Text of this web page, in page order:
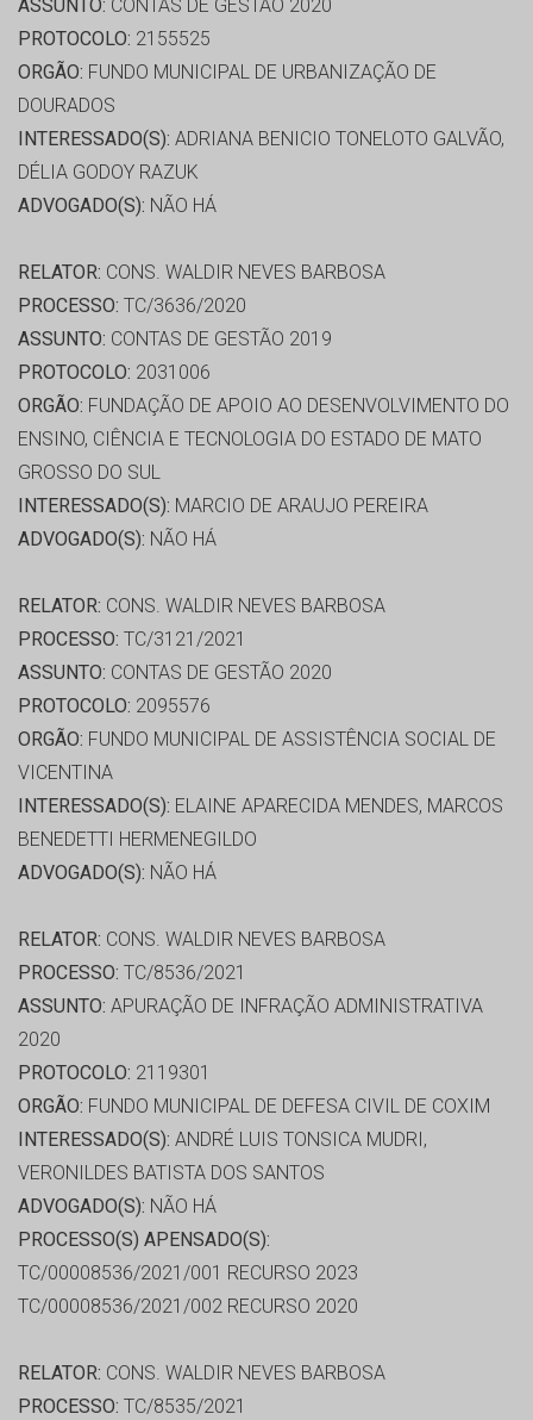
ASSUNTO: CONTAS DE GESTÃO 2020
PROTOCOLO: 2155525
ORGÃO: FUNDO MUNICIPAL DE URBANIZAÇÃO DE
DOURADOS
INTERESSADO(S): ADRIANA BENICIO TONELOTO GALVÃO,
DÉLIA GODOY RAZUK
ADVOGADO(S): NÃO HÁ
RELATOR: CONS. WALDIR NEVES BARBOSA
PROCESSO: TC/3636/2020
ASSUNTO: CONTAS DE GESTÃO 2019
PROTOCOLO: 2031006
ORGÃO: FUNDAÇÃO DE APOIO AO DESENVOLVIMENTO DO
ENSINO, CIÊNCIA E TECNOLOGIA DO ESTADO DE MATO
GROSSO DO SUL
INTERESSADO(S): MARCIO DE ARAUJO PEREIRA
ADVOGADO(S): NÃO HÁ
RELATOR: CONS. WALDIR NEVES BARBOSA
PROCESSO: TC/3121/2021
ASSUNTO: CONTAS DE GESTÃO 2020
PROTOCOLO: 2095576
ORGÃO: FUNDO MUNICIPAL DE ASSISTÊNCIA SOCIAL DE
VICENTINA
INTERESSADO(S): ELAINE APARECIDA MENDES, MARCOS
BENEDETTI HERMENEGILDO
ADVOGADO(S): NÃO HÁ
RELATOR: CONS. WALDIR NEVES BARBOSA
PROCESSO: TC/8536/2021
ASSUNTO: APURAÇÃO DE INFRAÇÃO ADMINISTRATIVA
2020
PROTOCOLO: 2119301
ORGÃO: FUNDO MUNICIPAL DE DEFESA CIVIL DE COXIM
INTERESSADO(S): ANDRÉ LUIS TONSICA MUDRI,
VERONILDES BATISTA DOS SANTOS
ADVOGADO(S): NÃO HÁ
PROCESSO(S) APENSADO(S):
TC/00008536/2021/001 RECURSO 2023
TC/00008536/2021/002 RECURSO 2020
RELATOR: CONS. WALDIR NEVES BARBOSA
PROCESSO: TC/8535/2021